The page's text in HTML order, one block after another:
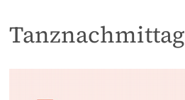
Tanznachmittag